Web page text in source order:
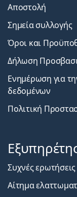
Αποστολή
Σημεία συλλογής
Όροι και
Δήλωση
Ενημέρωση για
δεδομένων
Πολιτική
Συχνές ερωτήσεις
Αίτημα